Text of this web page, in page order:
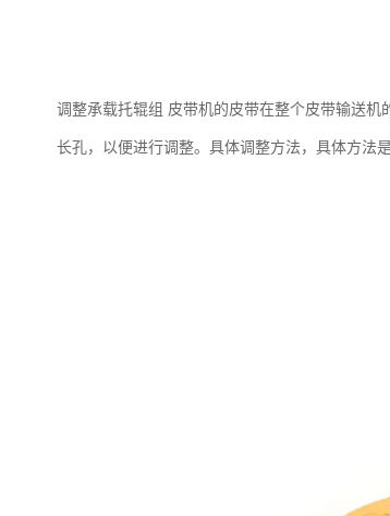
调整承载托辊组 皮带机的皮带在整个皮带输送
长孔，以便进行调整。具体调整方法，具体方法